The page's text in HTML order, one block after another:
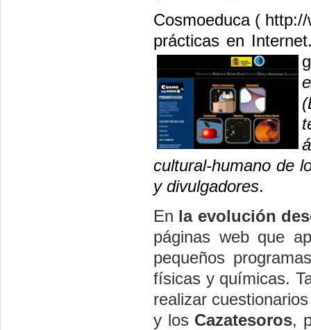
Cosmoeduca (
prácticas en
cultural-humano de
y divulgadores.
En la evolución
páginas web que
pequeños
físicas y químicas.
realizar
y los Cazatesoros,